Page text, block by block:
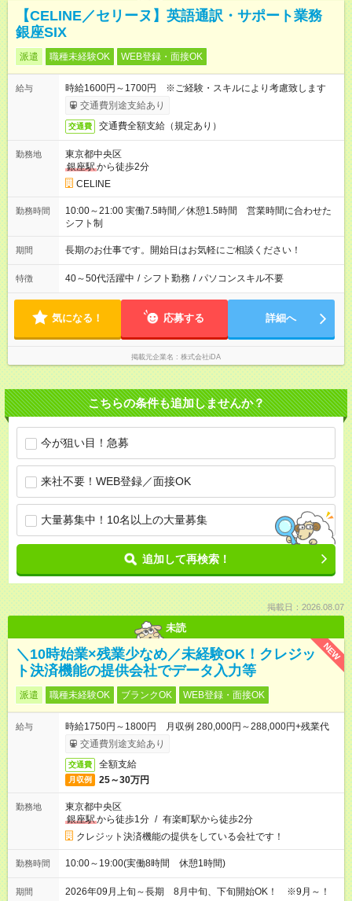
【CELINE／セリーヌ】英語通訳・サポート業務
銀座SIX
派遣 職種未経験OK WEB登録・面接OK
給与
時給1600円～1700円 ※ご経験・スキルにより考慮致します
交通費別途支給あり
交通費 交通費全額支給（規定あり）
勤務地
東京都中央区
銀座駅から徒歩2分
CELINE
勤務時間
10:00～21:00 実働7.5時間／休憩1.5時間 営業時間に合わせた
シフト制
期間 長期のお仕事です。開始日はお気軽にご相談ください！
特徴 40～50代活躍中 / シフト勤務 / パソコンスキル不要
気になる！ 応募する 詳細へ
掲載元企業名 株式会社iDA
こちらの条件も追加しませんか？
今が狙い目！急募
来社不要！WEB登録／面接OK
大量募集中！10名以上の大量募集
追加して再検索！
掲載日：2026.08.07
未読
NEW
＼10時始業×残業少なめ／未経験OK！クレジッ
ト決済機能の提供会社でデータ入力等
派遣 職種未経験OK ブランクOK WEB登録・面接OK
給与
時給1750円～1800円 月収例 280,000円～288,000円+残業代
交通費別途支給あり
交通費 全額支給
月収例 25～30万円
勤務地
東京都中央区
銀座駅から徒歩1分 / 有楽町駅から徒歩2分
クレジット決済機能の提供をしている会社です！
勤務時間 10:00～19:00(実働8時間 休憩1時間)
期間 2026年09月上旬～長期 8月中旬、下旬開始OK！ ※9月～！